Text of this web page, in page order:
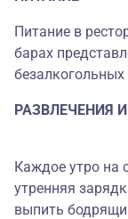
Питание в
барах
безалкогольных
РАЗВЛЕЧЕНИЯ
Каждое утро на
утренняя
выпить